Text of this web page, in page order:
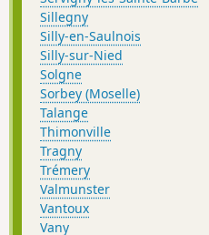
Sillegny
Silly-en-Saulnois
Silly-sur-Nied
Solgne
Sorbey (Moselle)
Talange
Thimonville
Tragny
Trémery
Valmunster
Vantoux
Vany